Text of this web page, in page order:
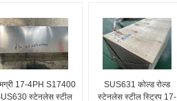
17-4PH S17400
स्टेनलेस स्टील
SUS631 कोल्ड रोल्ड
स्टेनलेस स्टील स्ट्रिप 17-